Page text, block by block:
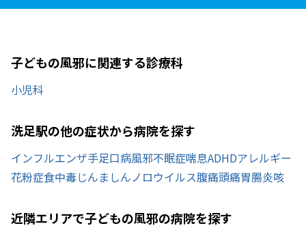
子どもの風邪に関連する診療科
小児科
洗足駅の他の症状から病院を探す
インフルエンザ手足口病風邪不眠症喘息ADHDアレルギー
花粉症食中毒じんましんノロウイルス腹痛頭痛胃腸炎咳
近隣エリアで子どもの風邪の病院を探す